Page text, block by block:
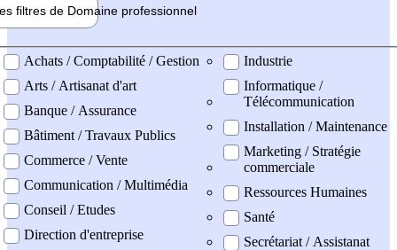
filtres de Domaine professionnel
professionel
Achats / Comptabilité / Gestion
Arts / Artisanat d'art
Banque / Assurance
Bâtiment / Travaux Publics
Commerce / Vente
Communication / Multimédia
Conseil / Etudes
Direction d'entreprise
Industrie
Informatique /
Télécommunication
Installation / Maintenance
Marketing / Stratégie
commerciale
Ressources Humaines
Santé
Secrétariat / Assistanat